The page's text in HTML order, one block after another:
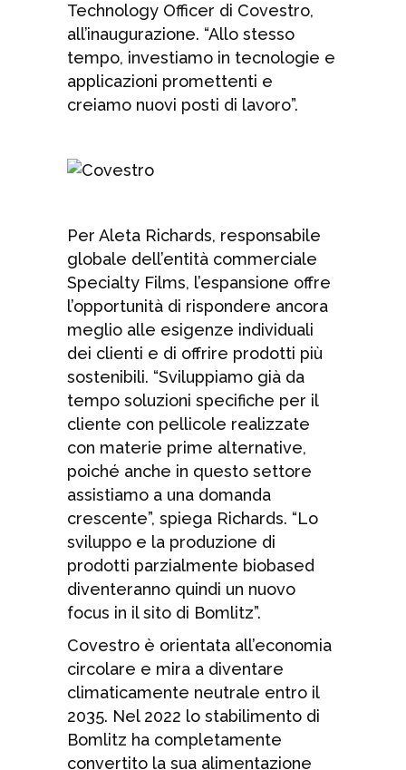
Technology Officer di Covestro,
all’inaugurazione. “Allo stesso
tempo, investiamo in tecnologie e
applicazioni promettenti e
creiamo nuovi posti di lavoro”.
Per Aleta Richards, responsabile
globale dell’entità commerciale
Specialty Films, l’espansione offre
l’opportunità di rispondere ancora
meglio alle esigenze individuali
dei clienti e di offrire prodotti più
sostenibili. “Sviluppiamo già da
tempo soluzioni specifiche per il
cliente con pellicole realizzate
con materie prime alternative,
poiché anche in questo settore
assistiamo a una domanda
crescente”, spiega Richards. “Lo
sviluppo e la produzione di
prodotti parzialmente biobased
diventeranno quindi un nuovo
focus in il sito di Bomlitz”.
Covestro è orientata all’economia
circolare e mira a diventare
climaticamente neutrale entro il
2035. Nel 2022 lo stabilimento di
Bomlitz ha completamente
convertito la sua alimentazione